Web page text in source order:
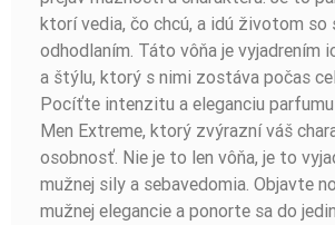
ktorí vedia, čo chcú, a idú životom so
odhodlaním. Táto vôňa je vyjadrením
a štýlu, ktorý s nimi zostáva počas
Pocíťte intenzitu a eleganciu
Men Extreme, ktorý zvýrazní váš
osobnosť. Nie je to len vôňa, je to
mužnej sily a sebavedomia. Objavte
mužnej elegancie a ponorte sa do